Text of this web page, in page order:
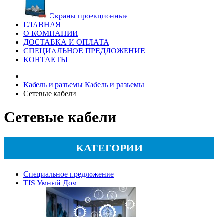
Экраны проекционные
ГЛАВНАЯ
О КОМПАНИИ
ДОСТАВКА И ОПЛАТА
СПЕЦИАЛЬНОЕ ПРЕДЛОЖЕНИЕ
КОНТАКТЫ
Кабель и разъемы Кабель и разъемы
Сетевые кабели
Сетевые кабели
КАТЕГОРИИ
Специальное предложение
TIS Умный Дом